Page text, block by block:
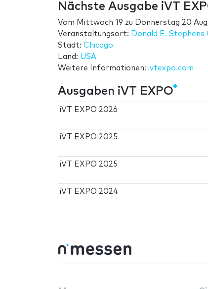
Nächste Ausgabe iVT
Vom Mittwoch 19 zu Donnerstag 20
Veranstaltungsort: Donald E.
Stadt: Chicago
Land: USA
Weitere Informationen: ivtexpo.com
Ausgaben iVT EXPO
iVT EXPO 2026
iVT EXPO 2025
iVT EXPO 2025
iVT EXPO 2024